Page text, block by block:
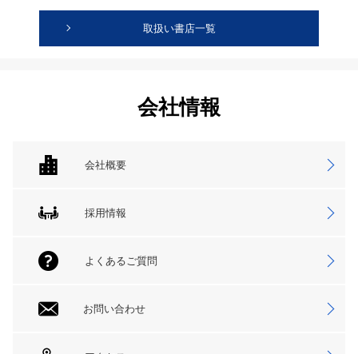
取扱い書店一覧
会社情報
会社概要
採用情報
よくあるご質問
お問い合わせ